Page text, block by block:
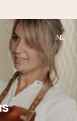
dat het
op precies
betekent.
NL